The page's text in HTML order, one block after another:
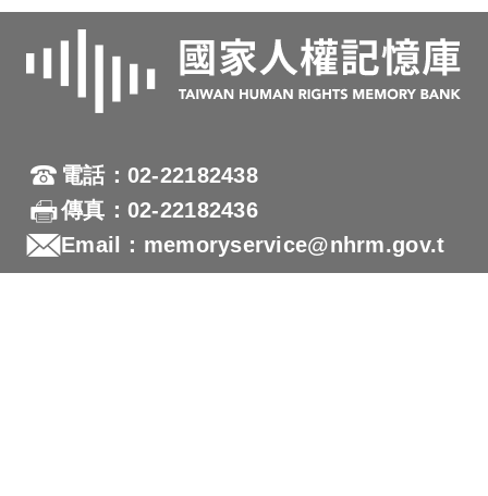
電話：02-22182438
傳真：02-22182436
Email：memoryservice@nhrm.gov.t
w